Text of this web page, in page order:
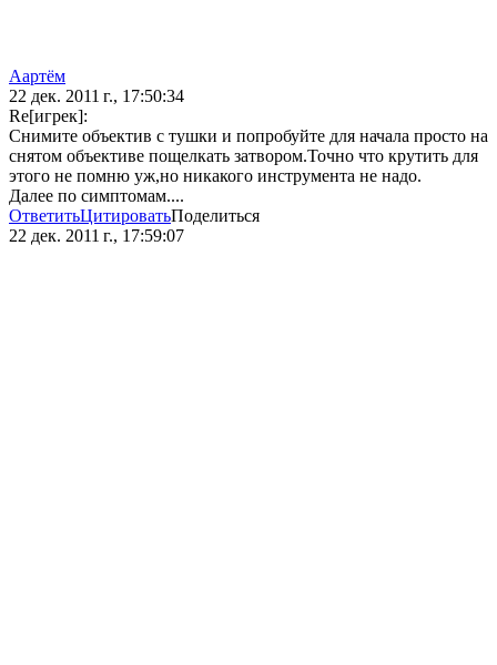
Аартём
22 дек. 2011 г., 17:50:34
Re[игрек]:
Снимите объектив с тушки и попробуйте для начала просто на
снятом объективе пощелкать затвором.Точно что крутить для
этого не помню уж,но никакого инструмента не надо.
Далее по симптомам....
ОтветитьЦитироватьПоделиться
22 дек. 2011 г., 17:59:07